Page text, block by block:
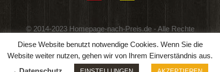
© 2014-2023 Homepage-nach-Preis.de - Alle Rechte
Geschäftsbedingungen
Diese Website benutzt notwendige Cookies. Wenn Sie die
Website weiter nutzen, gehen wir von Ihrem Einverständnis aus.